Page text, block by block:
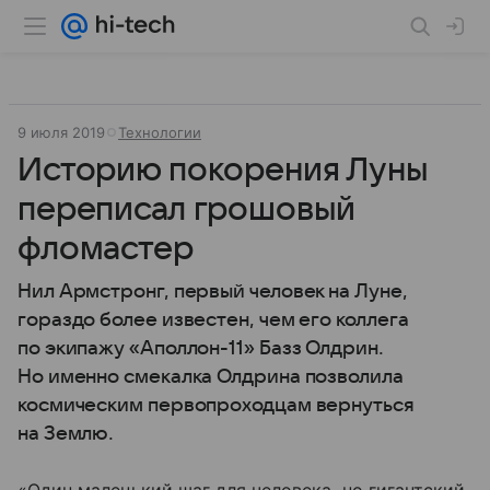
9 июля 2019 Технологии
Историю покорения Луны
переписал грошовый
фломастер
Нил Армстронг, первый человек на Луне,
гораздо более известен, чем его коллега
по экипажу «Аполлон-11» Базз Олдрин.
Но именно смекалка Олдрина позволила
космическим первопроходцам вернуться
на Землю.